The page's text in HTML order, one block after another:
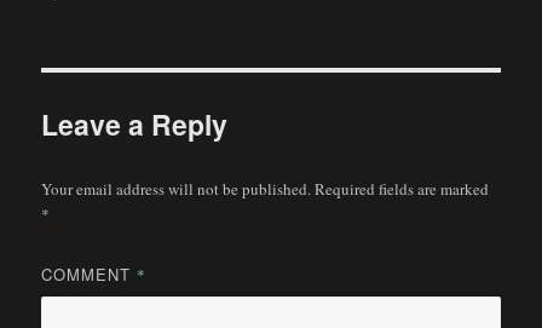
Leave a Reply
Your email address will not be published.Required fields are marked
*
COMMENT *